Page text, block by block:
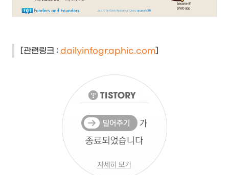
[관련링크 : dailyinfographic.com]